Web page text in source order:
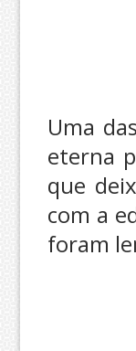
Uma
eterna
que
com a
foram